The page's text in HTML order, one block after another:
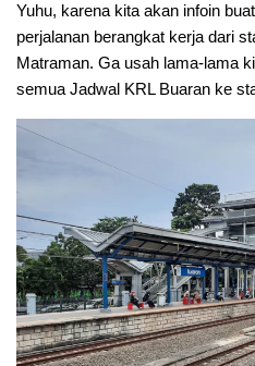
Yuhu, karena kita akan infoin
perjalanan berangkat kerja dari
Matraman. Ga usah lama-lama
semua Jadwal KRL Buaran ke